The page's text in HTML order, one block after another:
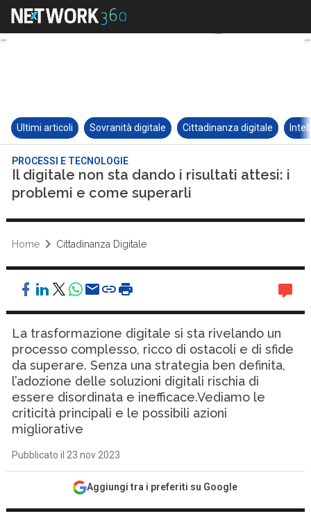
Ultimi articoli Sovranità digitale Cittadinanza digitale
PROCESSI E TECNOLOGIE
Il digitale non sta dando i risultati attesi: i
problemi e come superarli
Home Cittadinanza Digitale
La trasformazione digitale si sta rivelando un
processo complesso, ricco di ostacoli e di sfide
da superare. Senza una strategia ben definita,
l’adozione delle soluzioni digitali rischia di
essere disordinata e inefficace.Vediamo le
criticità principali e le possibili azioni
migliorative
Pubblicato il 23 nov 2023
Aggiungi tra i preferiti su Google